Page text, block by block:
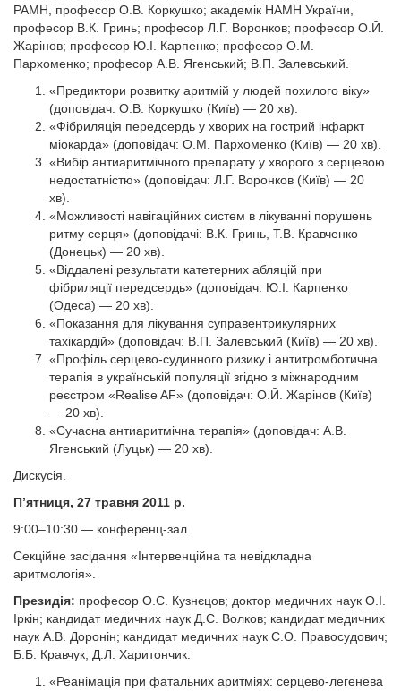
РАМН, професор О.В. Коркушко; академік НАМН України,
професор В.К. Гринь; професор Л.Г. Воронков; професор О.Й.
Жарінов; професор Ю.І. Карпенко; професор О.М.
Пархоменко; професор А.В. Ягенський; В.П. Залевський.
«Предиктори розвитку аритмій у людей похилого віку»
(доповідач: О.В. Коркушко (Київ) — 20 хв).
«Фібриляція передсердь у хворих на гострий інфаркт
міокарда» (доповідач: О.М. Пархоменко (Київ) — 20 хв).
«Вибір антиаритмічного препарату у хворого з серцевою
недостатністю» (доповідач: Л.Г. Воронков (Київ) — 20
хв).
«Можливості навігаційних систем в лікуванні порушень
ритму серця» (доповідачі: В.К. Гринь, Т.В. Кравченко
(Донецьк) — 20 хв).
«Віддалені результати катетерних абляцій при
фібриляції передсердь» (доповідач: Ю.І. Карпенко
(Одеса) — 20 хв).
«Показання для лікування суправентрикулярних
тахікардій» (доповідач: В.П. Залевський (Київ) — 20 хв).
«Профіль серцево-судинного ризику і антитромботична
терапія в українській популяції згідно з міжнародним
реєстром «Realise AF» (доповідач: О.Й. Жарінов (Київ)
— 20 хв).
«Сучасна антиаритмічна терапія» (доповідач: А.В.
Ягенський (Луцьк) — 20 хв).
Дискусія.
П’ятниця, 27 травня 2011 р.
9:00–10:30— конференц-зал.
Секційне засідання «Інтервенційна та невідкладна
аритмологія».
Президія: професор О.С. Кузнєцов; доктор медичних наук О.І.
Іркін; кандидат медичних наук Д.Є. Волков; кандидат медичних
наук А.В. Доронін; кандидат медичних наук С.О. Правосудович;
Б.Б. Кравчук; Д.Л. Харитончик.
«Реанімація при фатальних аритміях: серцево-легенева